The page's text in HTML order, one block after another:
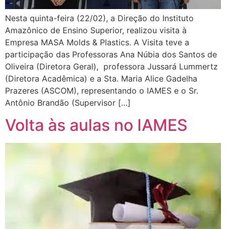
Nesta quinta-feira (22/02), a Direção do Instituto
Amazônico de Ensino Superior, realizou visita à
Empresa MASA Molds & Plastics. A Visita teve a
participação das Professoras Ana Núbia dos Santos de
Oliveira (Diretora Geral), professora Jussará Lummertz
(Diretora Acadêmica) e a Sta. Maria Alice Gadelha
Prazeres (ASCOM), representando o IAMES e o Sr.
Antônio Brandão (Supervisor […]
Volta às aulas no IAMES